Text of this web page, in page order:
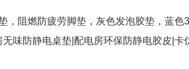
，阻燃防疲劳脚垫，灰色发泡胶垫，蓝色
味防静电桌垫|配电房环保防静电胶皮|卡